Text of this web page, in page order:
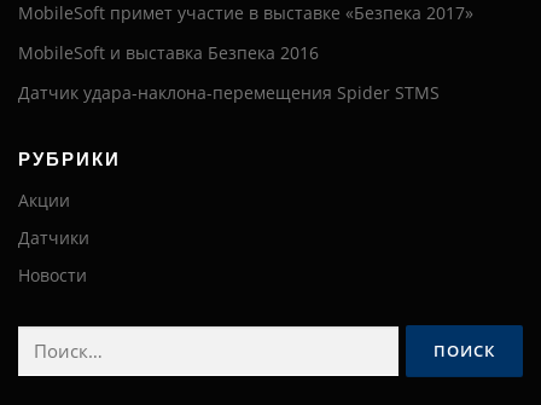
MobileSoft примет участие в выставке «Безпека 2017»
MobileSoft и выставка Безпека 2016
Датчик удара-наклона-перемещения Spider STMS
РУБРИКИ
Акции
Датчики
Новости
Найти: